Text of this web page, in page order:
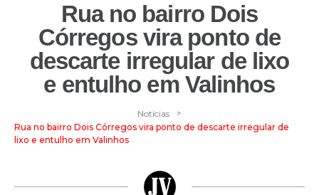
Rua no bairro Dois
Córregos vira ponto de
descarte irregular de lixo
e entulho em Valinhos
Notícias >
Rua no bairro Dois Córregos vira ponto de descarte irregular de
lixo e entulho em Valinhos